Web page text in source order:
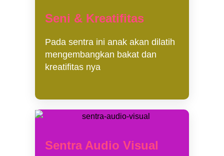
Seni & Kreatifitas
Pada sentra ini anak akan dilatih
mengembangkan bakat dan
kreatifitas nya
Sentra Audio Visual